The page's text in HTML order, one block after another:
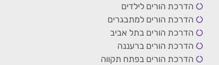
הדרכת הורים לילדים
הדרכת הורים למתבגרים
הדרכת הורים בתל אביב
הדרכת הורים ברעננה
הדרכת הורים בפתח תקווה